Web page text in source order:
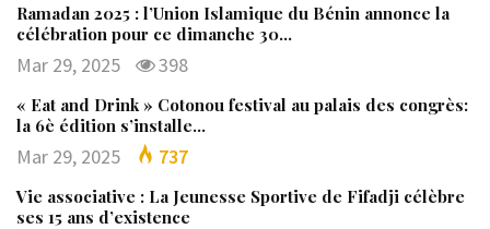
Ramadan 2025 : l’Union Islamique du Bénin annonce la
célébration pour ce dimanche 30…
Mar 29, 2025 398
« Eat and Drink » Cotonou festival au palais des congrès:
la 6è édition s’installe…
Mar 29, 2025 737
Vie associative : La Jeunesse Sportive de Fifadji célèbre
ses 15 ans d’existence